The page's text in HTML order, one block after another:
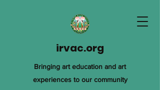
irvac.org
Bringing art education and art
experiences to our community